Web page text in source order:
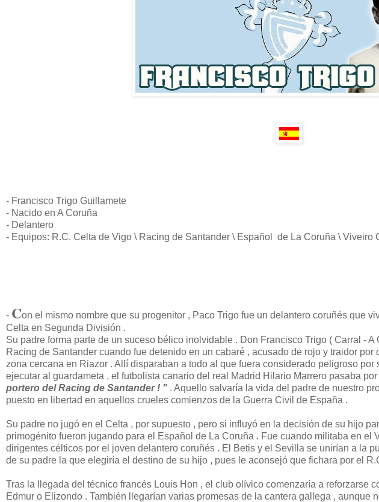
- Francisco Trigo Guillamete
- Nacido en A Coruña
- Delantero
- Equipos: R.C. Celta de Vigo \ Racing de Santander \ Español de La Coruña \ Viveiro
- Con el mismo nombre que su progenitor , Paco Trigo fue un delantero coruñés que
Celta en Segunda División .
Su padre forma parte de un suceso bélico inolvidable . Don Francisco Trigo ( Carral - A
Racing de Santander cuando fue detenido en un cabaré , acusado de rojo y traidor
zona cercana en Riazor . Allí disparaban a todo al que fuera considerado peligroso
ejecutar al guardameta , el futbolista canario del real Madrid Hilario Marrero pasaba
portero del Racing de Santander ! " . Aquello salvaría la vida del padre de nuestro
puesto en libertad en aquellos crueles comienzos de la Guerra Civil de España .
Su padre no jugó en el Celta , por supuesto , pero si influyó en la decisión de su hijo
primogénito fueron jugando para el Español de La Coruña . Fue cuando militaba en el
dirigentes célticos por el joven delantero coruñés . El Betis y el Sevilla se unirían a la
de su padre la que elegiría el destino de su hijo , pues le aconsejó que fichara por el
Tras la llegada del técnico francés Louis Hon , el club olívico comenzaría a reforzarse
Edmur o Elizondo . También llegarían varias promesas de la cantera gallega , aunque